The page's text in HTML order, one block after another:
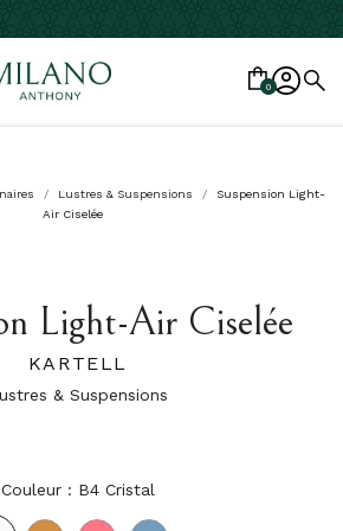
0
Lustres & Suspensions
Suspension Light-
Air Ciselée
Light-Air Ciselée
KARTELL
& Suspensions
Couleur : B4 Cristal